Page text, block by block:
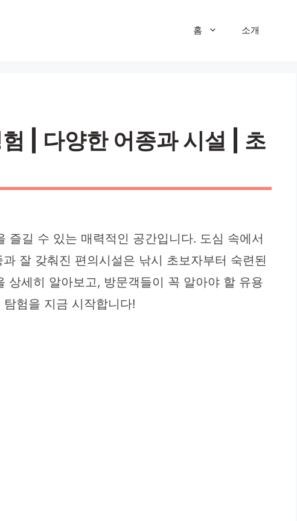
홈 소개
| 다양한 어종과 시설 | 초
길 수 있는 매력적인 공간입니다. 도심 속에서
잘 갖춰진 편의시설은 낚시 초보자부터 숙련된
상세히 알아보고, 방문객들이 꼭 알아야 할 유용
험을 지금 시작합니다!